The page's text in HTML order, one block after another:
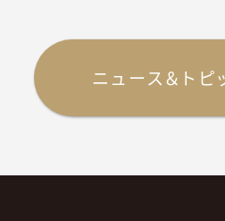
ニュース＆トピ